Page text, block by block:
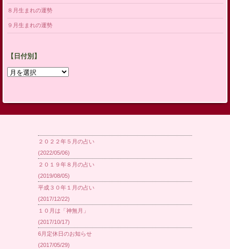
８月生まれの運勢
９月生まれの運勢
【日付別】
【日
２０２２年５月の占い
(2022/05/06)
２０１９年８月の占い
(2019/08/05)
平成３０年１月の占い
(2017/12/22)
１０月は「神無月」
(2017/10/17)
6月定休日のお知らせ
(2017/05/29)